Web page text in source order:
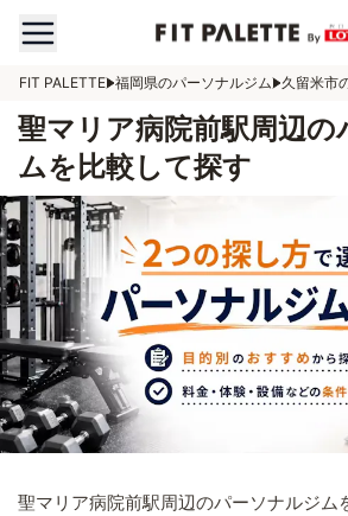
FIT PALETTE 福岡県のパーソナルジム 久留米市
聖マリア病院前駅周辺の
ムを比較して探す
聖マリア病院前駅周辺のパーソナルジム